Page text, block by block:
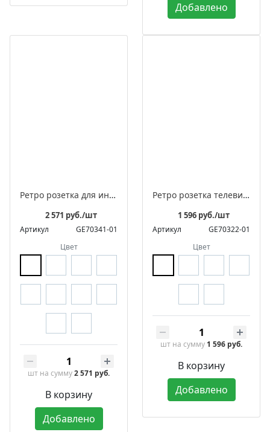
Добавлено
Ретро розетка для интернета фарфоровая, серия "МЕЗОНИНЪ"
2 571 руб./шт
Артикул
GE70341-01
Цвет
шт на сумму2 571 руб.
В корзину
Добавлено
Ретро розетка телевизионная оконечная фарфоровая, серия "АВРОРА"
1 596 руб./шт
Артикул
GE70322-01
Цвет
шт на сумму 1 596 руб.
В корзину
Добавлено